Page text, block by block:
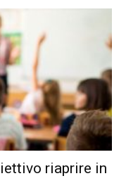
riaprire in